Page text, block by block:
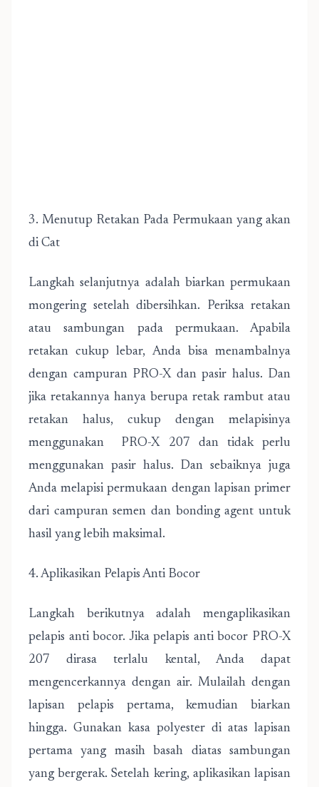
3. Menutup Retakan Pada Permukaan yang akan
di Cat
Langkah selanjutnya adalah biarkan permukaan
mongering setelah dibersihkan. Periksa retakan
atau sambungan pada permukaan. Apabila
retakan cukup lebar, Anda bisa menambalnya
dengan campuran PRO-X dan pasir halus. Dan
jika retakannya hanya berupa retak rambut atau
retakan halus, cukup dengan melapisinya
menggunakan PRO-X 207 dan tidak perlu
menggunakan pasir halus. Dan sebaiknya juga
Anda melapisi permukaan dengan lapisan primer
dari campuran semen dan bonding agent untuk
hasil yang lebih maksimal.
4. Aplikasikan Pelapis Anti Bocor
Langkah berikutnya adalah mengaplikasikan
pelapis anti bocor. Jika pelapis anti bocor PRO-X
207 dirasa terlalu kental, Anda dapat
mengencerkannya dengan air. Mulailah dengan
lapisan pelapis pertama, kemudian biarkan
hingga. Gunakan kasa polyester di atas lapisan
pertama yang masih basah diatas sambungan
yang bergerak. Setelah kering, aplikasikan lapisan